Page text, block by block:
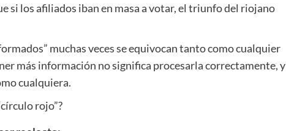
si los afiliados iban en masa a votar, el triunfo del riojano
muchas veces se equivocan tanto como cualquier
más información no significa procesarla correctamente, y
cualquiera.
rojo”?